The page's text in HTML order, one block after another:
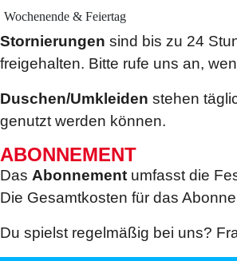
Wochenende & Feiertag
Stornierungen sind bis zu 24
freigehalten. Bitte rufe uns an,
Duschen/Umkleiden stehen
genutzt werden können.
ABONNEMENT
Das Abonnement umfasst die
Die Gesamtkosten für das
Du spielst regelmäßig bei uns?